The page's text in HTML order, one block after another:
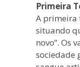
Primeira
A primeira
situando
novo”. Os
sociedade